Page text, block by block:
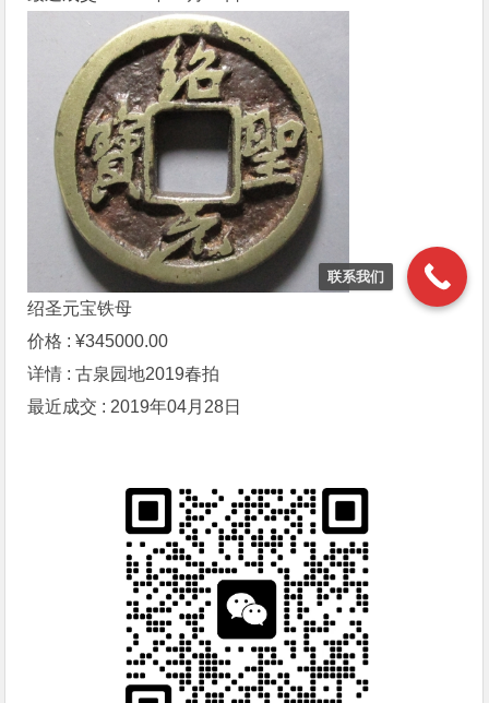
绍圣元宝铁母
价格 : ¥345000.00
详情 : 古泉园地2019春拍
最近成交 : 2019年04月28日
联系我们